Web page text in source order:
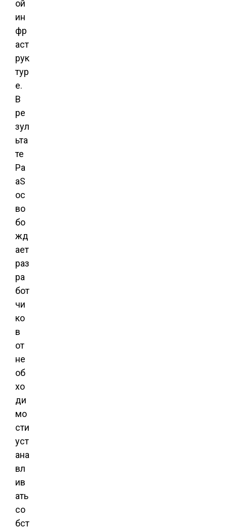
ой
ин
фр
аст
рук
тур
е.
В
ре
зул
ьта
те
Pa
aS
ос
во
бо
жд
ает
раз
ра
бот
чи
ко
в
от
не
об
хо
ди
мо
сти
уст
ана
вл
ив
ать
со
бст